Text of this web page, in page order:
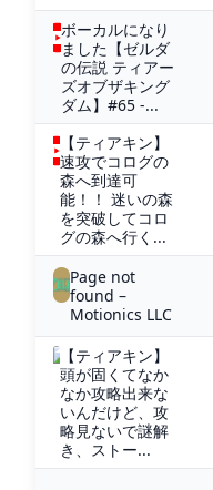
ボーカルになり
ました【ゼルダ
の伝説 ティアー
ズオブザキング
ダム】#65 -...
【ティアキン】
速攻でコログの
森へ到達可
能！！ 迷いの森
を突破してコロ
グの森へ行く...
Page not
found –
Motionics LLC
【ティアキン】
頭が固くてなか
なか攻略出来な
いんだけど、攻
略見ないで謎解
き、ストー...